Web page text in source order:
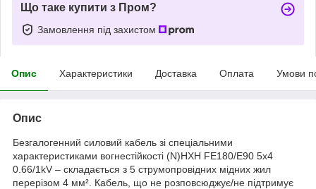
Що таке купити з Пром?
Замовлення під захистом
Опис Характеристики Доставка Оплата Умови
Опис
Безгалогенний силовий кабель зі спеціальними
характеристиками вогнестійкості (N)HXH FE180/E90 5x4
0.66/1kV – складається з 5 струмопровідних мідних жил
перерізом 4 мм². Кабель, що не розповсюджує/не підтримує